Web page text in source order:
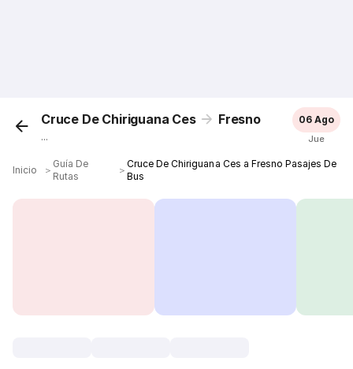
Cruce De Chiriguana Ces Fresno
...
06 Ago
Jue
Inicio ＞
Guía De
Rutas
＞
Cruce De Chiriguana Ces a Fresno Pasajes De
Bus